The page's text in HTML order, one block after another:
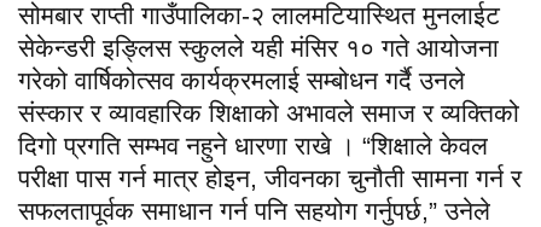
सोमबार राप्ती गाउँपालिका-२ लालमटियास्थित मुनलाईट
सेकेन्डरी इङ्लिस स्कुलले यही मंसिर १० गते आयोजना
गरेको वार्षिकोत्सव कार्यक्रमलाई सम्बोधन गर्दै उनले
संस्कार र व्यावहारिक शिक्षाको अभावले समाज र व्यक्तिको
दिगो प्रगति सम्भव नहुने धारणा राखे । “शिक्षाले केवल
परीक्षा पास गर्न मात्र होइन, जीवनका चुनौती सामना गर्न र
सफलतापूर्वक समाधान गर्न पनि सहयोग गर्नुपर्छ,” उनेले